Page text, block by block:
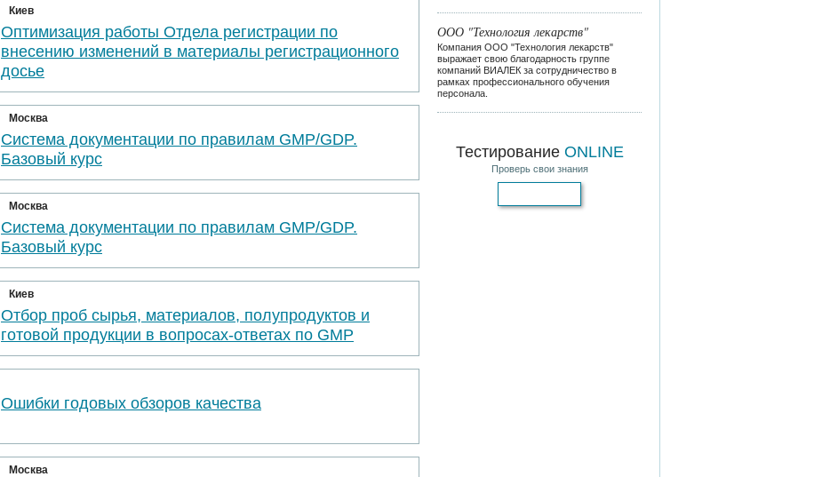
Киев
Оптимизация работы Отдела регистрации по
внесению изменений в материалы регистрационного
досье
Москва
Система документации по правилам GMP/GDP.
Базовый курс
Москва
Система документации по правилам GMP/GDP.
Базовый курс
Киев
Отбор проб сырья, материалов, полупродуктов и
готовой продукции в вопросах-ответах по GMP
Ошибки годовых обзоров качества
Москва
ООО "Технология лекарств"
Компания ООО "Технология лекарств"
выражает свою благодарность группе
компаний ВИАЛЕК за сотрудничество в
рамках профессионального обучения
персонала.
Тестирование ONLINE
Проверь свои знания